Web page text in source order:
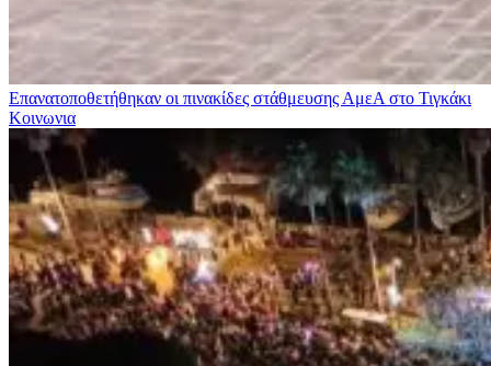
Επανατοποθετήθηκαν οι πινακίδες στάθμευσης ΑμεΑ στο Τιγκάκι
Κοινωνια